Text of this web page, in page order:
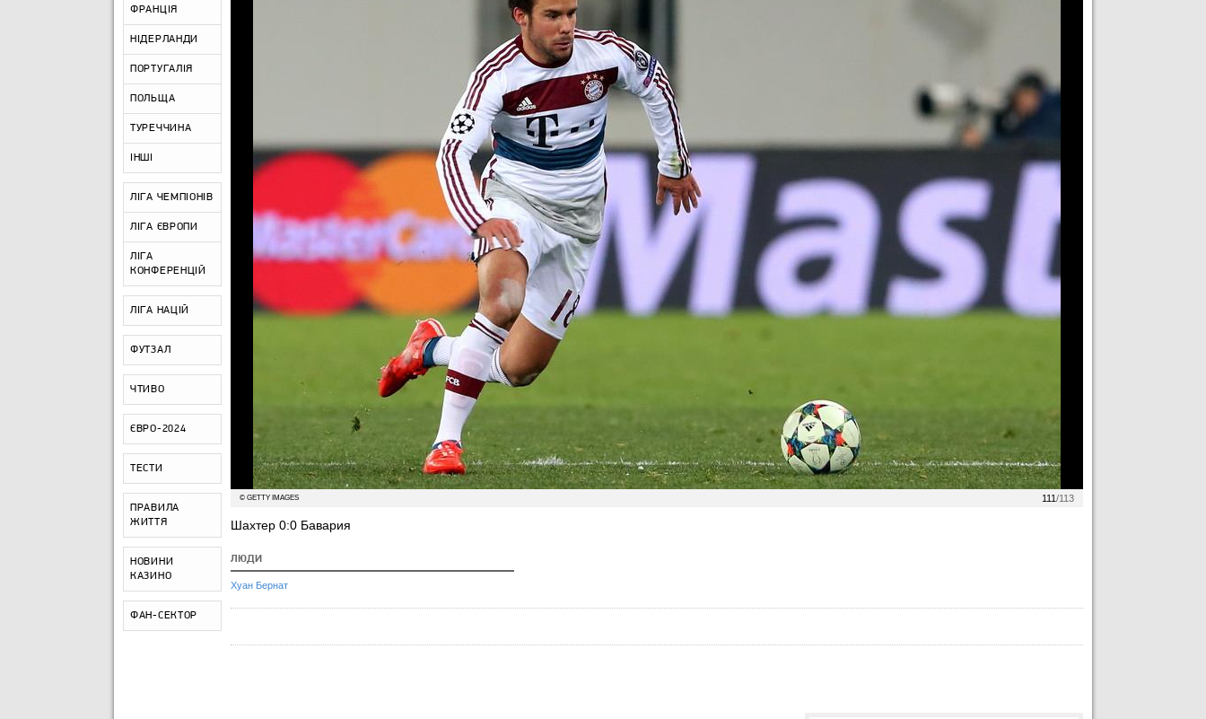
ФРАНЦІЯ
НІДЕРЛАНДИ
ПОРТУГАЛІЯ
ПОЛЬЩА
ТУРЕЧЧИНА
ІНШІ
ЛІГА ЧЕМПІОНІВ
ЛІГА ЄВРОПИ
ЛІГА
КОНФЕРЕНЦІЙ
ЛІГА НАЦІЙ
ФУТЗАЛ
ЧТИВО
ЄВРО-2024
ТЕСТИ
ПРАВИЛА
ЖИТТЯ
НОВИНИ
КАЗИНО
ФАН-СЕКТОР
111/113
© GETTY IMAGES
Шахтер 0:0 Бавария
ЛЮДИ
Хуан Бернат